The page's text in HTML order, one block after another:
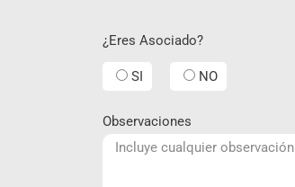
¿Eres Asociado?
SI NO
Observaciones